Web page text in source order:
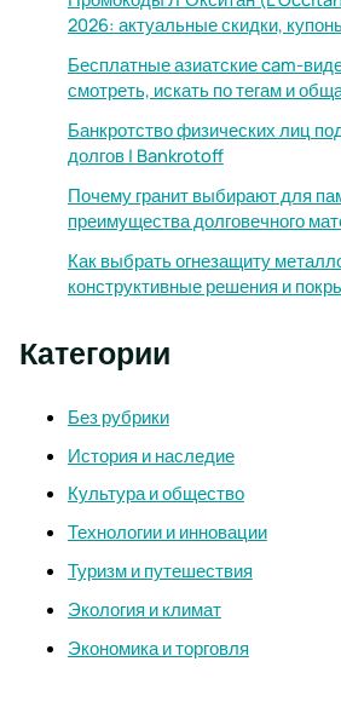
2026: актуальные скидки,
Бесплатные азиатские cam-
смотреть, искать по тегам и
Банкротство физических лиц
долгов | Bankrotoff
Почему гранит выбирают для
преимущества долговечного
Как выбрать огнезащиту
конструктивные решения и
Категории
Без рубрики
История и наследие
Культура и общество
Технологии и инновации
Туризм и путешествия
Экология и климат
Экономика и торговля